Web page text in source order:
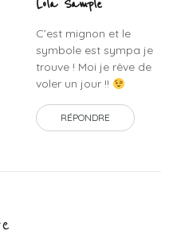
Lola Sample
C’est mignon et le
symbole est sympa je
trouve ! Moi je rêve de
voler un jour !!
RÉPONDRE